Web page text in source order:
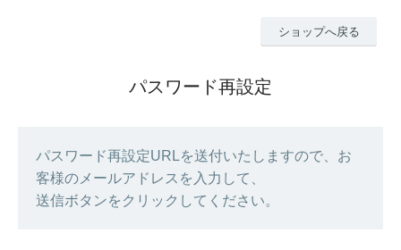
ショップへ戻る
パスワード再設定
パスワード再設定URLを送付いたしますので、お
客様のメールアドレスを入力して、
送信ボタンをクリックしてください。